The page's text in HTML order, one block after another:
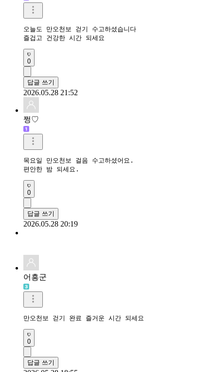
오늘도 만오천보 걷기 수고하셨습니다
즐겁고 건강한 시간 되세요
0
답글 쓰기
2026.05.28 21:52
쩡♡
목요일 만오천보 걸음 수고하셨어요.
편안한 밤 되세요.
0
답글 쓰기
2026.05.28 20:19
어흥군
만오천보 걷기 완료 즐거운 시간 되세요
0
답글 쓰기